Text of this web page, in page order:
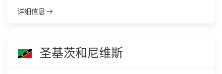
详细信息
圣基茨和尼维斯